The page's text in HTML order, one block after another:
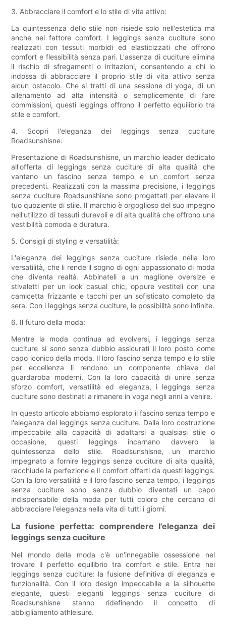
3. Abbracciare il comfort e lo stile di vita attivo:
La quintessenza dello stile non risiede solo nell'estetica ma
anche nel fattore comfort. I leggings senza cuciture sono
realizzati con tessuti morbidi ed elasticizzati che offrono
comfort e flessibilità senza pari. L'assenza di cuciture elimina
il rischio di sfregamenti o irritazioni, consentendo a chi lo
indossa di abbracciare il proprio stile di vita attivo senza
alcun ostacolo. Che si tratti di una sessione di yoga, di un
allenamento ad alta intensità o semplicemente di fare
commissioni, questi leggings offrono il perfetto equilibrio tra
stile e comfort.
4. Scopri l'eleganza dei leggings senza cuciture
Roadsunshisne:
Presentazione di Roadsunshisne, un marchio leader dedicato
all'offerta di leggings senza cuciture di alta qualità che
vantano un fascino senza tempo e un comfort senza
precedenti. Realizzati con la massima precisione, i leggings
senza cuciture Roadsunshisne sono progettati per elevare il
tuo quoziente di stile. Il marchio è orgoglioso del suo impegno
nell'utilizzo di tessuti durevoli e di alta qualità che offrono una
vestibilità comoda e duratura.
5. Consigli di styling e versatilità:
L'eleganza dei leggings senza cuciture risiede nella loro
versatilità, che li rende il sogno di ogni appassionato di moda
che diventa realtà. Abbinateli a un maglione oversize e
stivaletti per un look casual chic, oppure vestiteli con una
camicetta frizzante e tacchi per un sofisticato completo da
sera. Con i leggings senza cuciture, le possibilità sono infinite.
6. Il futuro della moda:
Mentre la moda continua ad evolversi, i leggings senza
cuciture si sono senza dubbio assicurati il ​​loro posto come
capo iconico della moda. Il loro fascino senza tempo e lo stile
per eccellenza li rendono un componente chiave dei
guardaroba moderni. Con la loro capacità di unire senza
sforzo comfort, versatilità ed eleganza, i leggings senza
cuciture sono destinati a rimanere in voga negli anni a venire.
In questo articolo abbiamo esplorato il fascino senza tempo e
l'eleganza dei leggings senza cuciture. Dalla loro costruzione
impeccabile alla capacità di adattarsi a qualsiasi stile o
occasione, questi leggings incarnano davvero la
quintessenza dello stile. Roadsunshisne, un marchio
impegnato a fornire leggings senza cuciture di alta qualità,
racchiude la perfezione e il comfort offerti da questi leggings.
Con la loro versatilità e il loro fascino senza tempo, i leggings
senza cuciture sono senza dubbio diventati un capo
indispensabile della moda per tutti coloro che cercano di
abbracciare l'eleganza nella vita di tutti i giorni.
La fusione perfetta: comprendere l'eleganza dei
leggings senza cuciture
Nel mondo della moda c'è un'innegabile ossessione nel
trovare il perfetto equilibrio tra comfort e stile. Entra nei
leggings senza cuciture: la fusione definitiva di eleganza e
funzionalità. Con il loro design impeccabile e la silhouette
elegante, questi eleganti leggings senza cuciture di
Roadsunshisne stanno ridefinendo il concetto di
abbigliamento athleisure.